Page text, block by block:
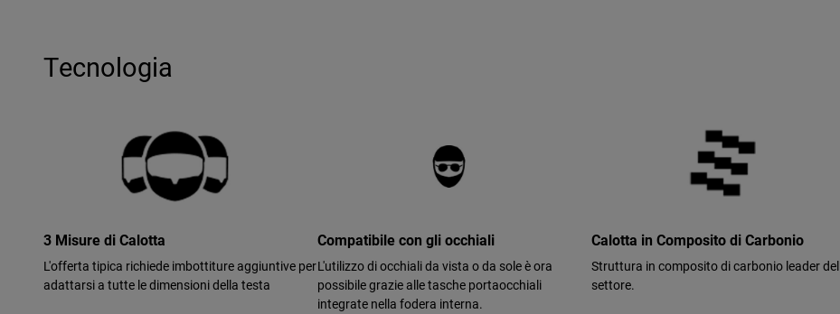
Tecnologia
3 Misure di Calotta
L'offerta tipica richiede imbottiture aggiuntive per
adattarsi a tutte le dimensioni della testa
Compatibile con gli occhiali
L'utilizzo di occhiali da vista o da sole è ora
possibile grazie alle tasche portaocchiali
integrate nella fodera interna.
Calotta in Composito di Carbonio
Struttura in composito di carbonio leader del
settore.